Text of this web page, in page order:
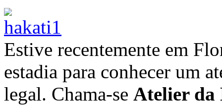
Estive recentemente em
estadia para conhecer um
legal. Chama-se Atelier da